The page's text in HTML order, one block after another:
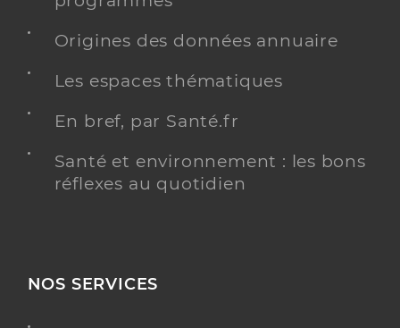
Origines des données annuaire
Les espaces thématiques
En bref, par Santé.fr
Santé et environnement : les bons
réflexes au quotidien
NOS SERVICES